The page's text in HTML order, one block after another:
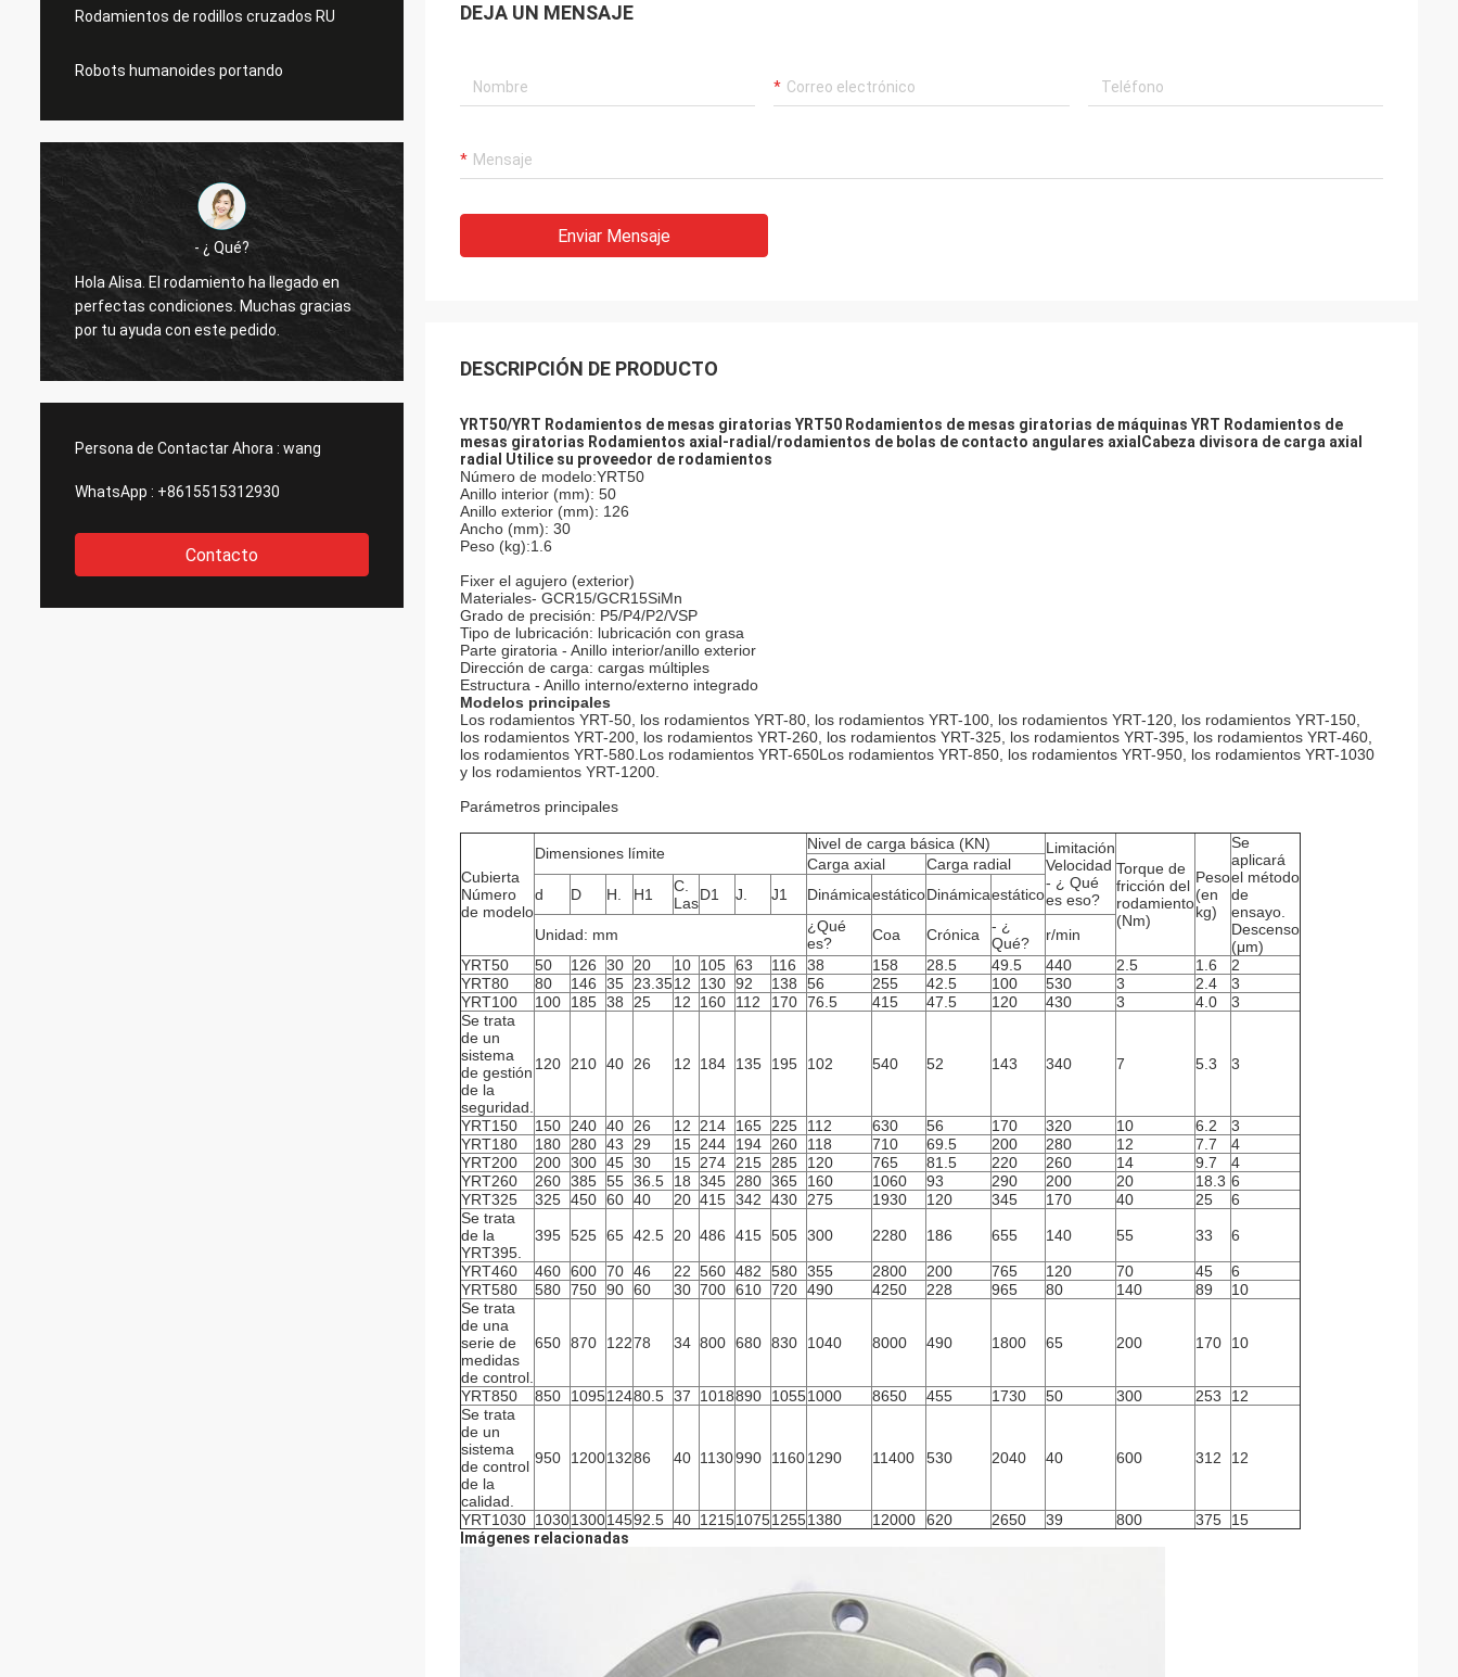
Rodamientos de rodillos cruzados RU
Robots humanoides portando
- ¿ Qué?
Hola Alisa. El rodamiento ha llegado en
perfectas condiciones. Muchas gracias
por tu ayuda con este pedido.
Acebo
Persona de Contactar Ahora : wang
WhatsApp : +8615515312930
Contacto
DEJA UN MENSAJE
Enviar Mensaje
DESCRIPCIÓN DE PRODUCTO
YRT50/YRT Rodamientos de mesas giratorias YRT50 Rodamientos de mesas giratorias de máquinas YRT Rodamientos de
mesas giratorias Rodamientos axial-radial/rodamientos de bolas de contacto angulares axial Cabeza divisora de carga axial
radial Utilice su proveedor de rodamientos
Número de modelo:YRT50
Anillo interior (mm): 50
Anillo exterior (mm): 126
Ancho (mm): 30
Peso (kg):1.6
Fixer el agujero (exterior)
Materiales- GCR15/GCR15SiMn
Grado de precisión: P5/P4/P2/VSP
Tipo de lubricación: lubricación con grasa
Parte giratoria - Anillo interior/anillo exterior
Dirección de carga: cargas múltiples
Estructura - Anillo interno/externo integrado
Modelos principales
Los rodamientos YRT-50, los rodamientos YRT-80, los rodamientos YRT-100, los rodamientos YRT-120, los rodamientos YRT-150,
los rodamientos YRT-200, los rodamientos YRT-260, los rodamientos YRT-325, los rodamientos YRT-395, los rodamientos YRT-460,
los rodamientos YRT-580.Los rodamientos YRT-650Los rodamientos YRT-850, los rodamientos YRT-950, los rodamientos YRT-1030
y los rodamientos YRT-1200.
Parámetros principales
Cubierta
Número
de modelo
Dimensiones límite
Nivel de carga básica (KN)
Limitación
Velocidad
- ¿ Qué
es eso?
Torque de
fricción del
rodamiento
(Nm)
Peso
(en
kg)
Se
aplicará
el método
de
ensayo.
Descenso
(μm)
Carga axial
Carga radial
d
D H. H1
C.
LasD1 J. J1 DinámicaestáticoDinámicaestático
Unidad: mm
¿Qué
es?
Coa Crónica
- ¿
Qué?
r/min
YRT50
50 126 30 20 10 105 63 116 38 158 28.5 49.5 440 2.5 1.6
2
YRT80
80 146 35 23.3512 130 92 138 56 255 42.5 100 530 3 2.4
3
YRT100
100 185 38 25 12 160 112 170 76.5 415 47.5 120 430 3 4.0
3
Se trata
de un
sistema
de gestión
de la
seguridad.
120 210 40 26 12 184 135 195 102 540 52 143 340 7 5.3 3
YRT150 150 240 40 26 12 214 165 225 112 630 56 170 320 10 6.2
3
YRT180
180 280 43 29 15 244 194 260 118 710 69.5 200 280 12 7.7
4
YRT200
200 300 45 30 15 274 215 285 120 765 81.5 220 260 14 9.7
4
YRT260
260 385 55 36.5 18 345 280 365 160 1060 93 290 200 20 18.3 6
YRT325
325 450 60 40 20 415 342 430 275 1930 120 345 170 40 25
6
Se trata
de la
YRT395.
395 525 65 42.5 20 486 415 505 300 2280 186 655 140 55 33 6
YRT460 460 600 70 46 22 560 482 580 355 2800 200 765 120 70 45
6
YRT580
580 750 90 60 30 700 610 720 490 4250 228 965 80 140 89
10
Se trata
de una
serie de
medidas
de control.
650 870 12278 34 800 680 830 1040 8000 490 1800 65 200 170 10
YRT850 850 109512480.5 37 1018890 10551000 8650 455 1730 50 300 253
12
Se trata
de un
sistema
de control
de la
calidad.
950 120013286 40 1130990 11601290 11400 530 2040 40 600 312 12
YRT1030 1030130014592.5 40 1215107512551380 12000 620 2650 39 800 375
15
Imágenes relacionadas